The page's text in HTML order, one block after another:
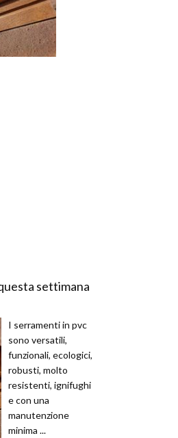
settimana
I serramenti in pvc
sono versatili,
funzionali, ecologici,
robusti, molto
resistenti, ignifughi
e con una
manutenzione
minima ...